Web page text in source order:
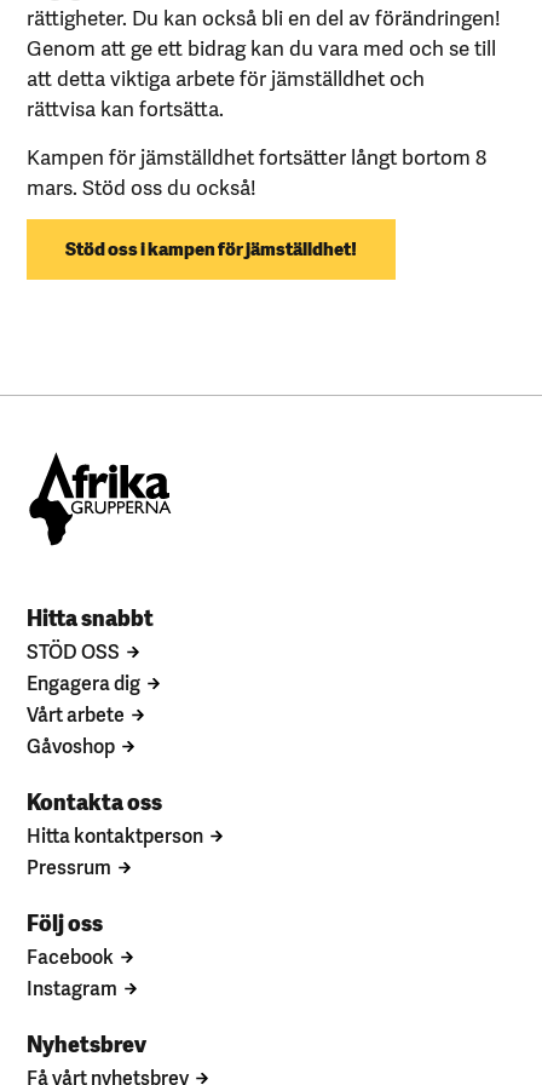
rättigheter. Du kan också bli en del av förändringen!
Genom att ge ett bidrag kan du vara med och se till
att detta viktiga arbete för jämställdhet och
rättvisa kan fortsätta.
Kampen för jämställdhet fortsätter långt bortom 8
mars. Stöd oss du också!
Stöd oss i kampen för jämställdhet!
Hitta snabbt
STÖD OSS
Engagera dig
Vårt arbete
Gåvoshop
Kontakta oss
Hitta kontaktperson
Pressrum
Följ oss
Facebook
Instagram
Nyhetsbrev
Få vårt nyhetsbrev